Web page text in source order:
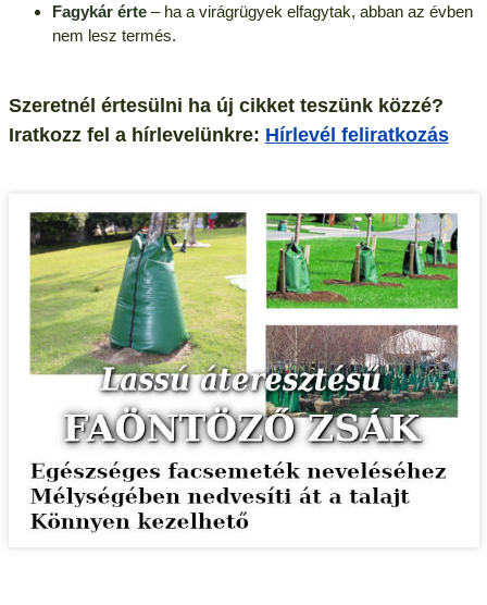
Fagykár érte– ha a virágrügyek elfagytak, abban az évben
nem lesz termés.
Szeretnél értesülni ha új cikket teszünk közzé?
Iratkozz fel a hírlevelünkre: Hírlevél feliratkozás